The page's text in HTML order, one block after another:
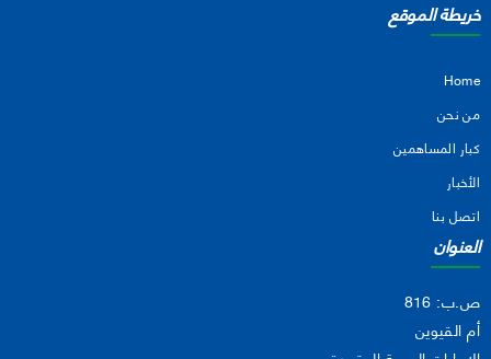
خريطة الموقع
Home
من نحن
كبار المساهمين
الأخبار
اتصل بنا
العنوان
ص.ب: 816
أم القيوين